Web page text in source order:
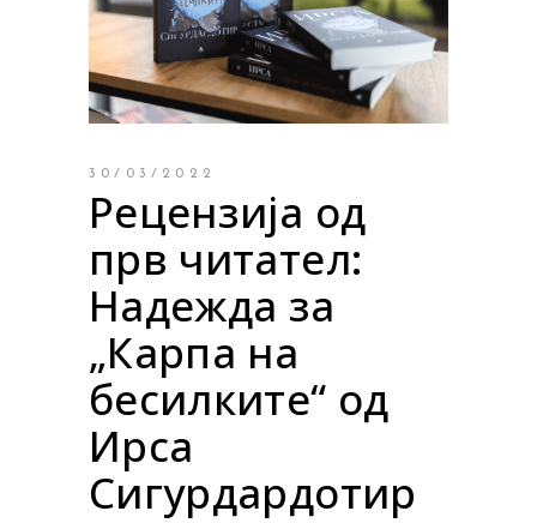
30/03/2022
Рецензија од
прв читател:
Надежда за
„Карпа на
бесилките“ од
Ирса
Сигурдардотир